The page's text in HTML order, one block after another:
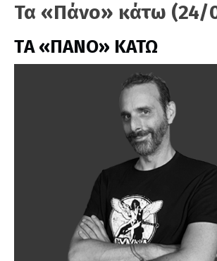
Τα «Πάνο» κάτω (24/
ΤA «ΠΑΝΟ» ΚΑΤΩ